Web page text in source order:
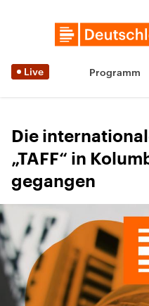
Live Programm
Die
„TAFF“ in
gegangen